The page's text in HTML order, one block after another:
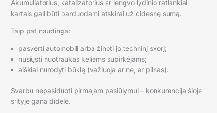
Akumuliatorius, katalizatorius ar lengvo lydinio ratlankiai
kartais gali būti parduodami atskirai už didesnę sumą.
Taip pat naudinga:
pasverti automobilį arba žinoti jo techninį svorį;
nusiųsti nuotraukas keliems supirkėjams;
aiškiai nurodyti būklę (važiuoja ar ne, ar pilnas).
Svarbu nepasiduoti pirmajam pasiūlymui – konkurencija šioje
srityje gana didelė.